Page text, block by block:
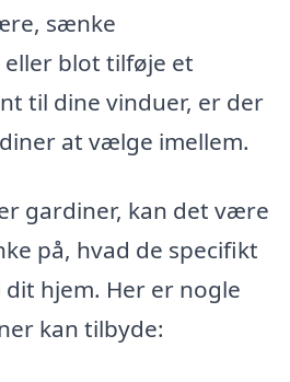
sænke
blot tilføje et
til dine vinduer, er der
at vælge imellem.
gardiner, kan det være
på, hvad de specifikt
hjem. Her er nogle
kan tilbyde: